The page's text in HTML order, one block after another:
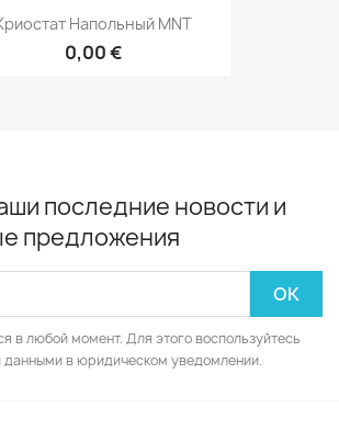
Напольный MNT
0,00 €
последние новости и
предложения
в любой момент. Для этого воспользуйтесь
данными в юридическом уведомлении.